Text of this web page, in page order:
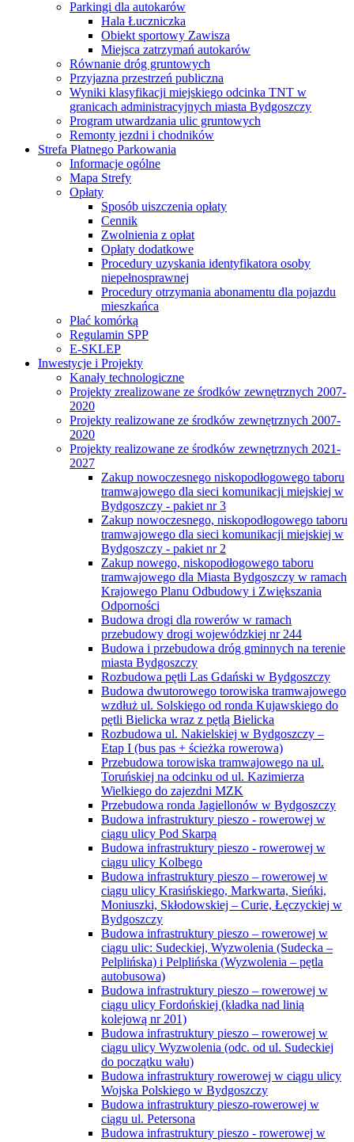
Parkingi dla autokarów
Hala Łuczniczka
Obiekt sportowy Zawisza
Miejsca zatrzymań autokarów
Równanie dróg gruntowych
Przyjazna przestrzeń publiczna
Wyniki klasyfikacji miejskiego odcinka TNT w
granicach administracyjnych miasta Bydgoszczy
Program utwardzania ulic gruntowych
Remonty jezdni i chodników
Strefa Płatnego Parkowania
Informacje ogólne
Mapa Strefy
Opłaty
Sposób uiszczenia opłaty
Cennik
Zwolnienia z opłat
Opłaty dodatkowe
Procedury uzyskania identyfikatora osoby
niepełnosprawnej
Procedury otrzymania abonamentu dla pojazdu
mieszkańca
Płać komórką
Regulamin SPP
E-SKLEP
Inwestycje i Projekty
Kanały technologiczne
Projekty zrealizowane ze środków zewnętrznych 2007-
2020
Projekty realizowane ze środków zewnętrznych 2007-
2020
Projekty realizowane ze środków zewnętrznych 2021-
2027
Zakup nowoczesnego niskopodłogowego taboru
tramwajowego dla sieci komunikacji miejskiej w
Bydgoszczy - pakiet nr 3
Zakup nowoczesnego, niskopodłogowego taboru
tramwajowego dla sieci komunikacji miejskiej w
Bydgoszczy - pakiet nr 2
Zakup nowego, niskopodłogowego taboru
tramwajowego dla Miasta Bydgoszczy w ramach
Krajowego Planu Odbudowy i Zwiększania
Odporności
Budowa drogi dla rowerów w ramach
przebudowy drogi wojewódzkiej nr 244
Budowa i przebudowa dróg gminnych na terenie
miasta Bydgoszczy
Rozbudowa pętli Las Gdański w Bydgoszczy
Budowa dwutorowego torowiska tramwajowego
wzdłuż ul. Solskiego od ronda Kujawskiego do
pętli Bielicka wraz z pętlą Bielicka
Rozbudowa ul. Nakielskiej w Bydgoszczy –
Etap I (bus pas + ścieżka rowerowa)
Przebudowa torowiska tramwajowego na ul.
Toruńskiej na odcinku od ul. Kazimierza
Wielkiego do zajezdni MZK
Przebudowa ronda Jagiellonów w Bydgoszczy
Budowa infrastruktury pieszo - rowerowej w
ciągu ulicy Pod Skarpą
Budowa infrastruktury pieszo - rowerowej w
ciągu ulicy Kolbego
Budowa infrastruktury pieszo – rowerowej w
ciągu ulicy Krasińskiego, Markwarta, Sieńki,
Moniuszki, Skłodowskiej – Curie, Łęczyckiej w
Bydgoszczy
Budowa infrastruktury pieszo – rowerowej w
ciągu ulic: Sudeckiej, Wyzwolenia (Sudecka –
Pelplińska) i Pelplińska (Wyzwolenia – pętla
autobusowa)
Budowa infrastruktury pieszo – rowerowej w
ciągu ulicy Fordońskiej (kładka nad linią
kolejową nr 201)
Budowa infrastruktury pieszo – rowerowej w
ciągu ulicy Wyzwolenia (odc. od ul. Sudeckiej
do początku wału)
Budowa infrastruktury rowerowej w ciągu ulicy
Wojska Polskiego w Bydgoszczy
Budowa infrastruktury pieszo-rowerowej w
ciągu ul. Petersona
Budowa infrastruktury pieszo - rowerowej w